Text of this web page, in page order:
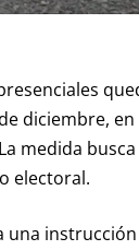
diciembre,
medida
electoral.